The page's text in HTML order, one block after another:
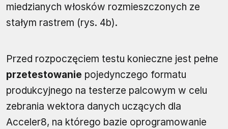
miedzianych włosków rozmieszczonych ze
stałym rastrem (rys. 4b).
Przed rozpoczęciem testu konieczne jest pełne
przetestowanie pojedynczego formatu
produkcyjnego na testerze palcowym w celu
zebrania wektora danych uczących dla
Acceler8, na którego bazie oprogramowanie